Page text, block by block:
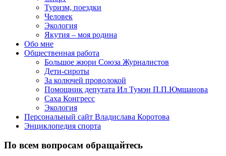
Туризм, поездки
Человек
Экология
Якутия – моя родина
Обо мне
Общественная работа
Большое жюри Союза Журналистов
Дети-сироты
За колючей проволокой
Помощник депутата Ил Тумэн П.П.Юмшанова
Саха Конгресс
Экология
Персональный сайт Владислава Коротова
Энциклопедия спорта
По всем вопросам обращайтесь